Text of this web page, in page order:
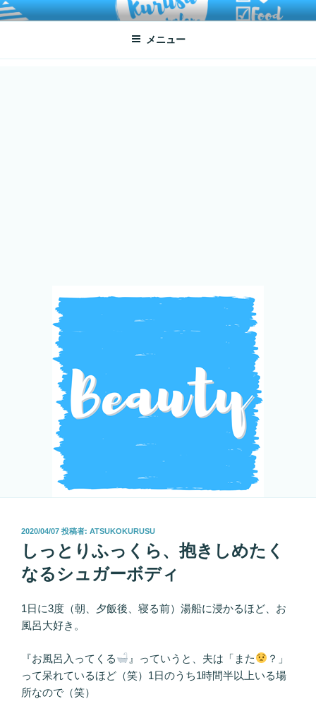
コ
ン
ン
ATSUKO KURUSU SALONE
written by Atsuko Kurusu
メニュー
投
稿
日:
2020/04/07 投稿者: ATSUKOKURUSU
しっとりふっくら、抱きしめたく
なるシュガーボディ
1日に3度（朝、夕飯後、寝る前）湯船に浸かるほど、お
風呂大好き。
『お風呂入ってくる 』っていうと、夫は「また
？」
って呆れているほど（笑）1日のうち1時間半以上いる場
所なので（笑）